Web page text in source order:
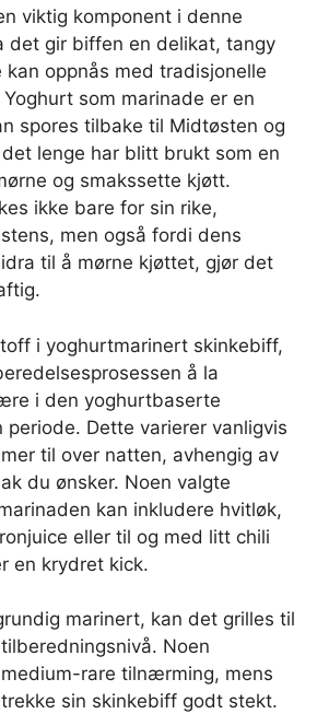
viktig komponent i denne
det gir biffen en delikat, tangy
kan oppnås med tradisjonelle
som marinade er en
spores tilbake til Midtøsten og
lenge har blitt brukt som en
og smakssette kjøtt.
ikke bare for sin rike,
men også fordi dens
til å mørne kjøttet, gjør det
i yoghurtmarinert skinkebiff,
å la
i den yoghurtbaserte
periode. Dette varierer vanligvis
til over natten, avhengig av
du ønsker. Noen valgte
kan inkludere hvitløk,
eller til og med litt chili
en krydret kick.
marinert, kan det grilles til
Noen
rare tilnærming, mens
sin skinkebiff godt stekt.